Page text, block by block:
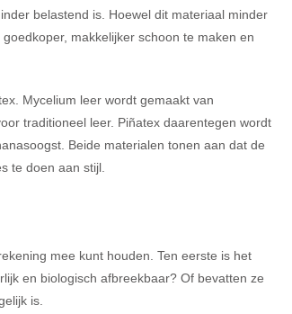
belastend is. Hoewel dit materiaal minder
makkelijker schoon te maken en
Mycelium leer wordt gemaakt van
traditioneel leer. Piñatex daarentegen wordt
Beide materialen tonen aan dat de
te doen aan stijl.
mee kunt houden. Ten eerste is het
en biologisch afbreekbaar? Of bevatten ze
is.